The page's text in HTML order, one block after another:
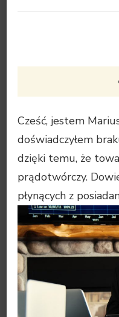
Cześć, jestem
doświadczyłem
dzięki temu, że
prądotwórczy.
płynących z